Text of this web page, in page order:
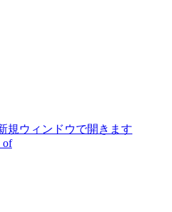
規ウィンドウで開きます
of